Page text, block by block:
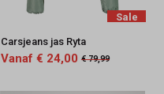
Sale
Carsjeans jas Ryta
Vanaf € 24,00 € 79,99